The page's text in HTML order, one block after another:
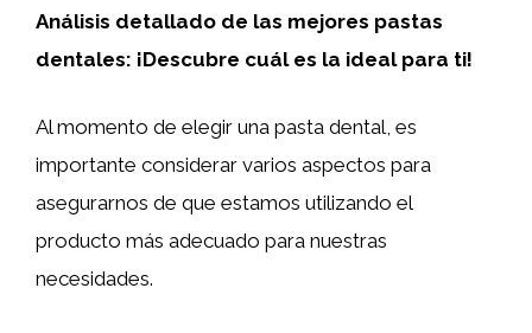
Análisis detallado de las mejores pastas
dentales: ¡Descubre cuál es la ideal para ti!
Al momento de elegir una pasta dental, es
importante considerar varios aspectos para
asegurarnos de que estamos utilizando el
producto más adecuado para nuestras
necesidades.